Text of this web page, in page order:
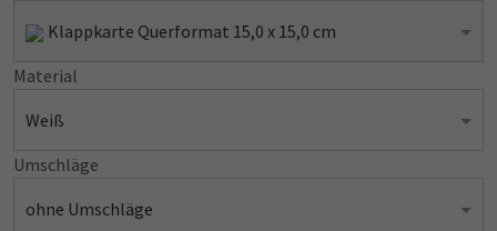
Klappkarte Querformat 15,0 x 15,0 cm
Material
Weiß
Umschläge
ohne Umschläge